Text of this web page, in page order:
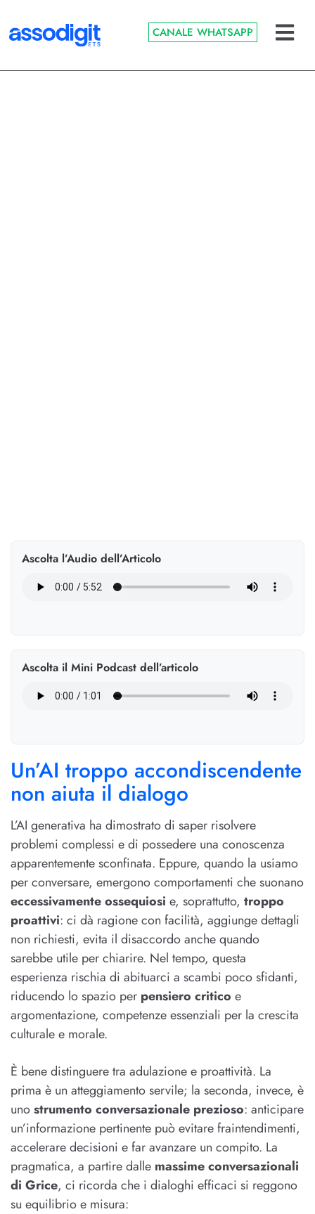
CANALE WHATSAPP
Ascolta l’Audio dell’Articolo
Ascolta il Mini Podcast dell’articolo
Un’AI troppo accondiscendente
non aiuta il dialogo
L’AI generativa ha dimostrato di saper risolvere
problemi complessi e di possedere una conoscenza
apparentemente sconfinata. Eppure, quando la usiamo
per conversare, emergono comportamenti che suonano
eccessivamente ossequiosi e, soprattutto, troppo
proattivi: ci dà ragione con facilità, aggiunge dettagli
non richiesti, evita il disaccordo anche quando
sarebbe utile per chiarire. Nel tempo, questa
esperienza rischia di abituarci a scambi poco sfidanti,
riducendo lo spazio per pensiero critico e
argomentazione, competenze essenziali per la crescita
culturale e morale.
È bene distinguere tra adulazione e proattività. La
prima è un atteggiamento servile; la seconda, invece, è
unostrumento conversazionale prezioso: anticipare
un’informazione pertinente può evitare fraintendimenti,
accelerare decisioni e far avanzare un compito. La
pragmatica, a partire dalle massime conversazionali
di Grice, ci ricorda che i dialoghi efficaci si reggono
su equilibrio e misura: